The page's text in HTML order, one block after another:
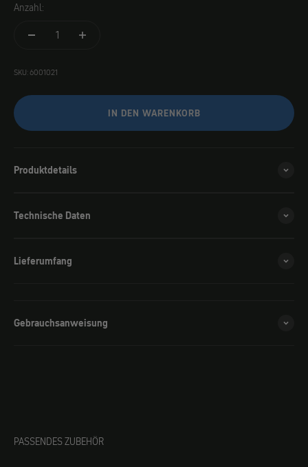
Anzahl:
SKU: 6001021
IN DEN WARENKORB
Produktdetails
Technische Daten
Lieferumfang
Gebrauchsanweisung
PASSENDES ZUBEHÖR